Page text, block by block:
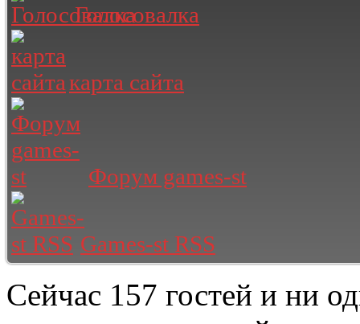
Голосовалка
карта сайта
Форум games-st
Games-st RSS
Сейчас 157 гостей и ни